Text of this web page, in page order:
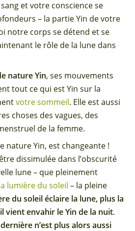
et votre conscience se
– la partie Yin de votre
notre corps se détend et se
le rôle de la lune dans
nature Yin, ses mouvements
tout ce qui est Yin sur la
votre sommeil. Elle est aussi
choses des vagues, des
de la femme.
nature Yin, est changeante !
dissimulée dans l’obscurité
lune – que pleinement
lumière du soleil – la pleine
du soleil éclaire la lune, plus la
vient envahir le Yin de la nuit.
n’est plus alors aussi